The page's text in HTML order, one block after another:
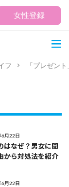
女性登録
フ 「プレゼン
月22日
はなぜ？男女に聞
から対処法を紹介
月22日